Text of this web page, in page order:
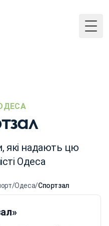
які надають цю
Одеса
/Одеса/Спортзал